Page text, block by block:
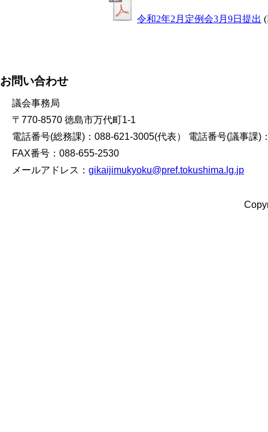
令和2年2月定例会3月9日提出
お問い合わせ
議会事務局
〒770-8570 徳島市万代町1-1
電話番号(総務課)：088-621-3005(代表） 電話番号(議事課
FAX番号：088-655-2530
メールアドレス： gikaijimukyoku@pref.tokushima.lg.jp